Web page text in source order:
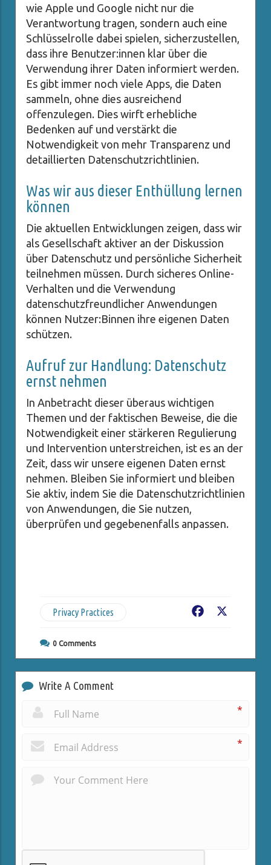
wie Apple und Google nicht nur die
Verantwortung tragen, sondern auch eine
Schlüsselrolle dabei spielen, sicherzustellen,
dass ihre Benutzer:innen klar über die
Verwendung ihrer Daten informiert werden.
Es gibt immer noch viele Apps, die Daten
sammeln, ohne dies ausreichend
offenzulegen. Dies wirft erhebliche
Bedenken auf und verstärkt die
Notwendigkeit von mehr Transparenz und
detaillierten Datenschutzrichtlinien.
Was wir aus dieser Enthüllung lernen
können
Die aktuellen Entwicklungen zeigen, dass wir
als Gesellschaft aktiver an der Diskussion
über Datenschutz und persönliche Sicherheit
teilnehmen müssen. Durch sicheres Online-
Verhalten und die Verwendung
datenschutzfreundlicher Anwendungen
können Nutzer:Binnen ihre eigenen Daten
schützen.
Aufruf zur Handlung: Datenschutz
ernst nehmen
In Anbetracht dieser überaus wichtigen
Themen und der faktischen Beweise, die die
Notwendigkeit einer stärkeren Regulierung
und Intervention unterstreichen, ist es an der
Zeit, dass wir unsere eigenen Daten ernst
nehmen. Bleiben Sie informiert und bleiben
Sie aktiv, indem Sie die Datenschutzrichtlinien
von Anwendungen, die Sie nutzen,
überprüfen und gegebenenfalls anpassen.
Privacy Practices Facebook
0 Comments
Write A Comment
*
*